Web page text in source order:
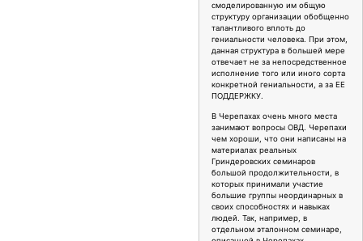
смоделированную им общую
структуру организации обобщенно
талантливого вплоть до
гениальности человека. При этом,
данная структура в большей мере
отвечает не за непосредственное
исполнение того или иного сорта
конкретной гениальности, а за ЕЕ
ПОДДЕРЖКУ.
В Черепахах очень много места
занимают вопросы ОВД. Черепахи
чем хороши, что они написаны на
материалах реальных
Гриндеровских семинаров
большой продолжительности, в
которых принимали участие
большие группы неординарных в
своих способностях и навыках
людей. Так, например, в
отдельном эталонном семинаре,